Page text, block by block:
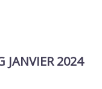
JANVIER 2024